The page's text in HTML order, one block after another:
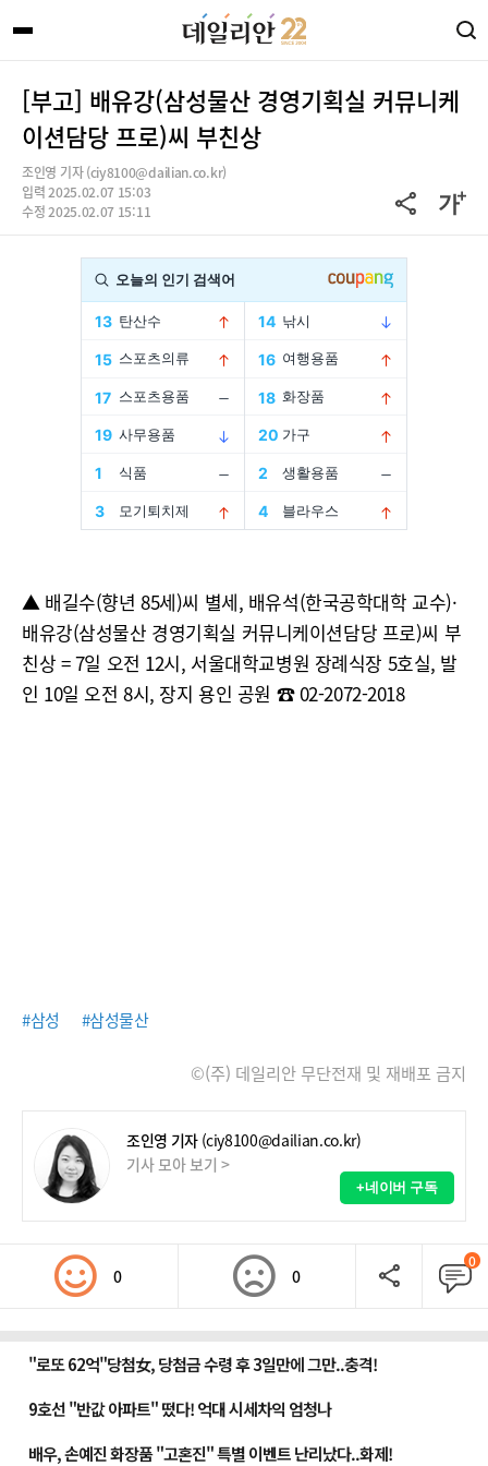
[부고] 배유강(삼성물산 경영기획실 커뮤니케
이션담당 프로)씨 부친상
조인영 기자 (ciy8100@dailian.co.kr)
입력 2025.02.07 15:03
수정 2025.02.07 15:11
▲ 배길수(향년 85세)씨 별세, 배유석(한국공학대학 교수)·
배유강(삼성물산 경영기획실 커뮤니케이션담당 프로)씨 부
친상 = 7일 오전 12시, 서울대학교병원 장례식장 5호실, 발
인 10일 오전 8시, 장지 용인 공원 ☎ 02-2072-2018
#삼성 #삼성물산
©(주) 데일리안 무단전재 및 재배포 금지
조인영 기자 (ciy8100@dailian.co.kr)
기사 모아 보기 >
+네이버 구독
0 0
0